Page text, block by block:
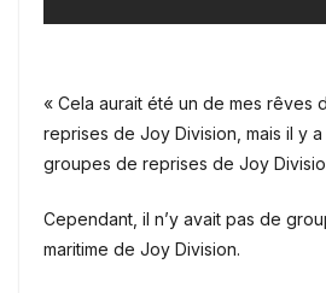
« Cela aurait été un de mes rêves
reprises de Joy Division, mais il y
groupes de reprises de Joy
Cependant, il n’y avait pas de
maritime de Joy Division.